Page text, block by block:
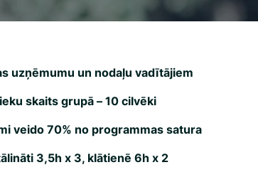
Upskill 1:1 treneri
uzņēmumu un nodaļu vadītājiem
skaits grupā – 10 cilvēki
veido 70% no programmas satura
3,5h x 3, klātienē 6h x 2